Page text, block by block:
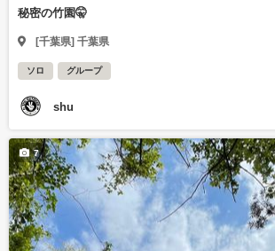
秘密の竹園🤫
[千葉県] 千葉県
ソロ グループ
shu
7